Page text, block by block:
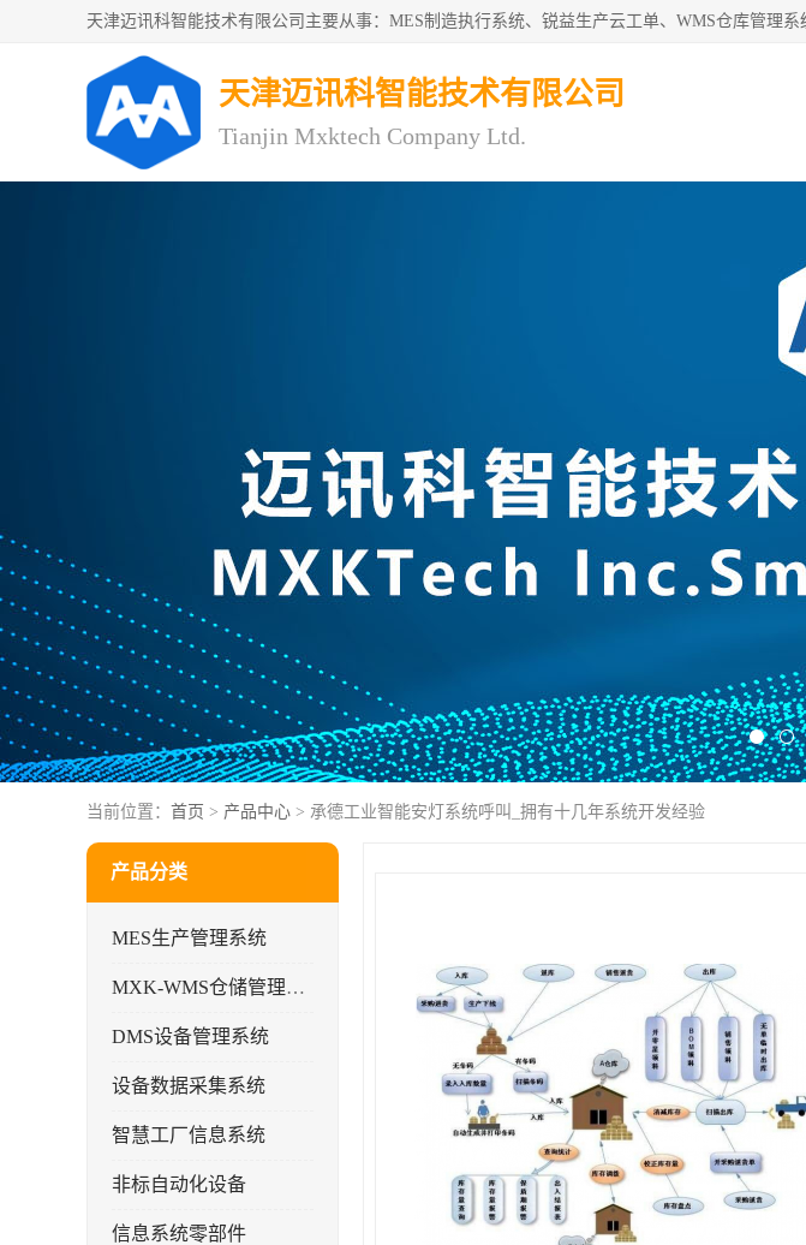
天津迈讯科智能技术有限公司
Tianjin Mxktech Company Ltd.
当前位置： 首页 > 产品中心 > 承德工业智能安灯系统呼叫_拥有十几年系统开发经验
产品分类
MES生产管理系统
MXK-WMS仓储管理系统
DMS设备管理系统
设备数据采集系统
智慧工厂信息系统
非标自动化设备
信息系统零部件